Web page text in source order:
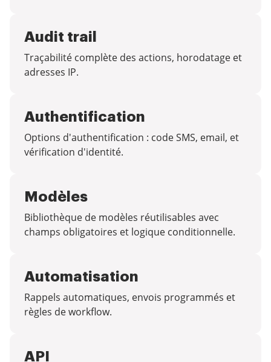
Audit trail
Traçabilité complète des actions, horodatage et
adresses IP.
Authentification
Options d'authentification : code SMS, email, et
vérification d'identité.
Modèles
Bibliothèque de modèles réutilisables avec
champs obligatoires et logique conditionnelle.
Automatisation
Rappels automatiques, envois programmés et
règles de workflow.
API